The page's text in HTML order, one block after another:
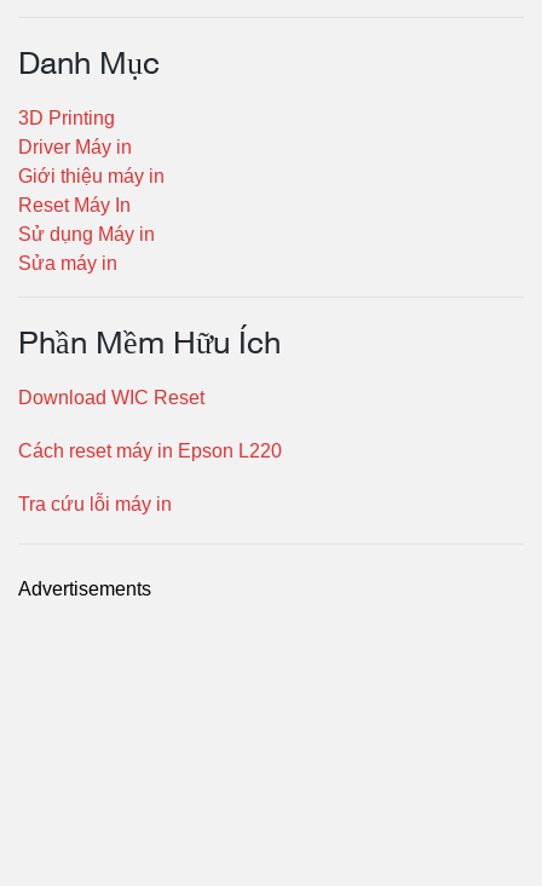
Danh Mục
3D Printing
Driver Máy in
Giới thiệu máy in
Reset Máy In
Sử dụng Máy in
Sửa máy in
Phần Mềm Hữu Ích
Download WIC Reset
Cách reset máy in Epson L220
Tra cứu lỗi máy in
Advertisements